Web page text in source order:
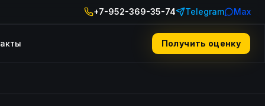
+7-952-369-35-74 Telegram Max
Получить оценку